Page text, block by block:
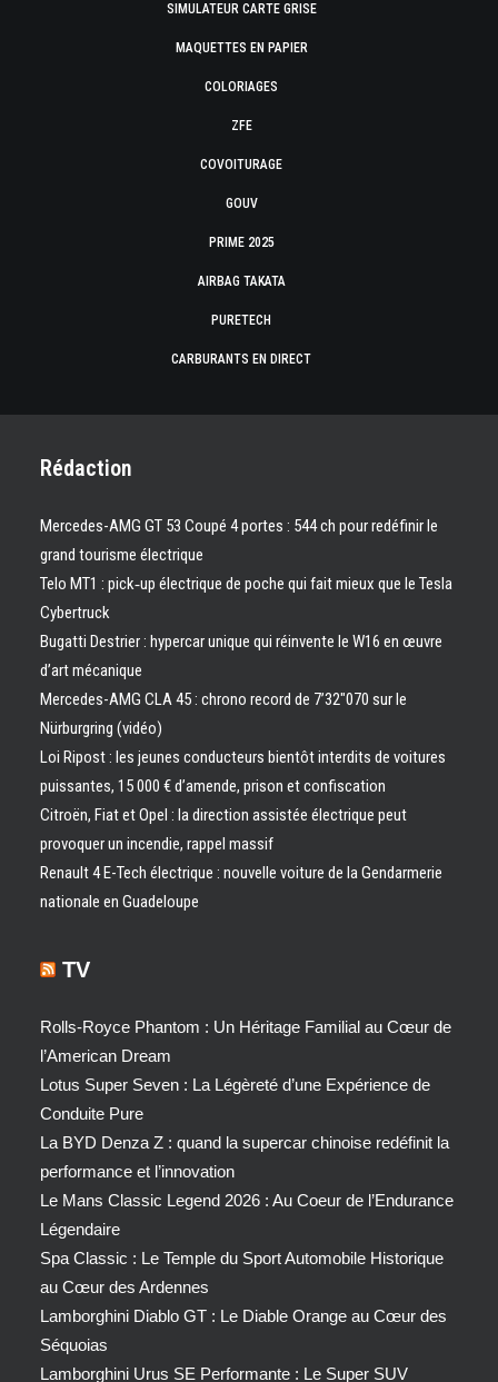
SIMULATEUR CARTE GRISE
MAQUETTES EN PAPIER
COLORIAGES
ZFE
COVOITURAGE
GOUV
PRIME 2025
AIRBAG TAKATA
PURETECH
CARBURANTS EN DIRECT
Rédaction
Mercedes-AMG GT 53 Coupé 4 portes : 544 ch pour redéfinir le
grand tourisme électrique
Telo MT1 : pick‑up électrique de poche qui fait mieux que le Tesla
Cybertruck
Bugatti Destrier : hypercar unique qui réinvente le W16 en œuvre
d’art mécanique
Mercedes-AMG CLA 45 : chrono record de 7’32″070 sur le
Nürburgring (vidéo)
Loi Ripost : les jeunes conducteurs bientôt interdits de voitures
puissantes, 15 000 € d’amende, prison et confiscation
Citroën, Fiat et Opel : la direction assistée électrique peut
provoquer un incendie, rappel massif
Renault 4 E-Tech électrique : nouvelle voiture de la Gendarmerie
nationale en Guadeloupe
TV
Rolls-Royce Phantom : Un Héritage Familial au Cœur de
l’American Dream
Lotus Super Seven : La Légèreté d’une Expérience de
Conduite Pure
La BYD Denza Z : quand la supercar chinoise redéfinit la
performance et l’innovation
Le Mans Classic Legend 2026 : Au Coeur de l’Endurance
Légendaire
Spa Classic : Le Temple du Sport Automobile Historique
au Cœur des Ardennes
Lamborghini Diablo GT : Le Diable Orange au Cœur des
Séquoias
Lamborghini Urus SE Performante : Le Super SUV